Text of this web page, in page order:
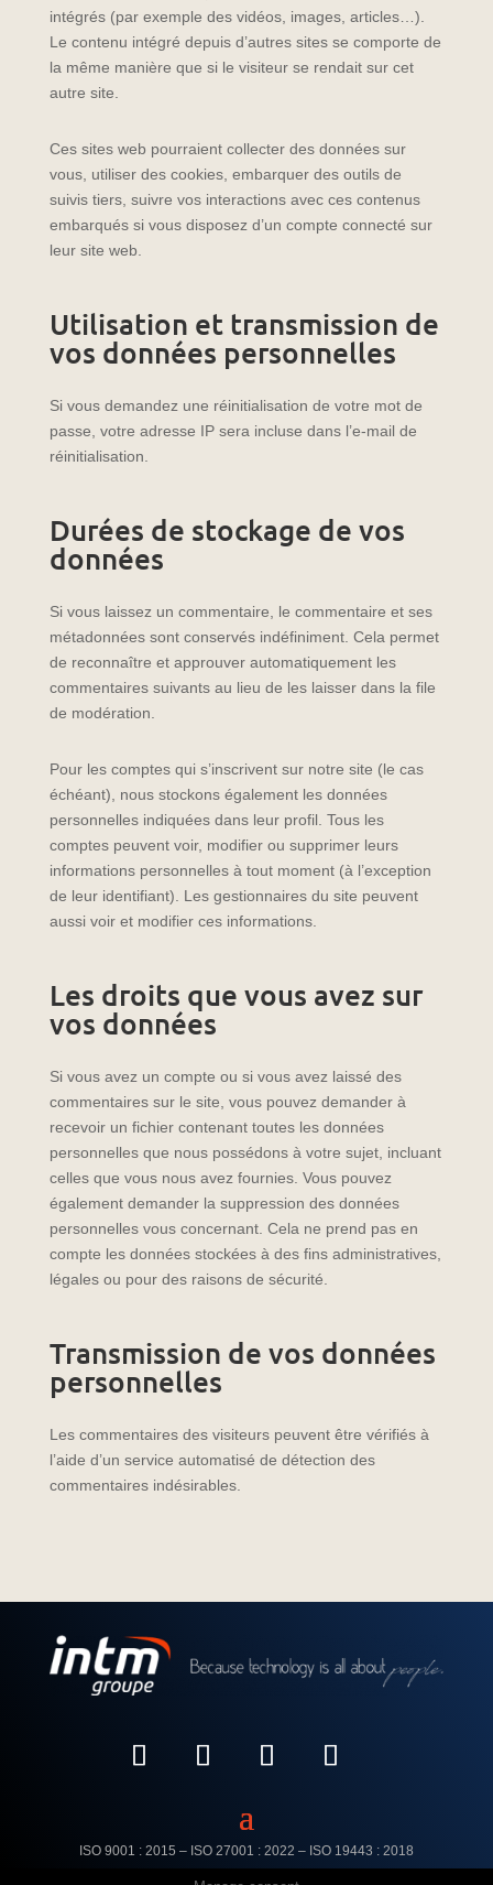
intégrés (par exemple des vidéos, images, articles…).
Le contenu intégré depuis d’autres sites se comporte de
la même manière que si le visiteur se rendait sur cet
autre site.
Ces sites web pourraient collecter des données sur
vous, utiliser des cookies, embarquer des outils de
suivis tiers, suivre vos interactions avec ces contenus
embarqués si vous disposez d’un compte connecté sur
leur site web.
Utilisation et transmission de
vos données personnelles
Si vous demandez une réinitialisation de votre mot de
passe, votre adresse IP sera incluse dans l’e-mail de
réinitialisation.
Durées de stockage de vos
données
Si vous laissez un commentaire, le commentaire et ses
métadonnées sont conservés indéfiniment. Cela permet
de reconnaître et approuver automatiquement les
commentaires suivants au lieu de les laisser dans la file
de modération.
Pour les comptes qui s’inscrivent sur notre site (le cas
échéant), nous stockons également les données
personnelles indiquées dans leur profil. Tous les
comptes peuvent voir, modifier ou supprimer leurs
informations personnelles à tout moment (à l’exception
de leur identifiant). Les gestionnaires du site peuvent
aussi voir et modifier ces informations.
Les droits que vous avez sur
vos données
Si vous avez un compte ou si vous avez laissé des
commentaires sur le site, vous pouvez demander à
recevoir un fichier contenant toutes les données
personnelles que nous possédons à votre sujet, incluant
celles que vous nous avez fournies. Vous pouvez
également demander la suppression des données
personnelles vous concernant. Cela ne prend pas en
compte les données stockées à des fins administratives,
légales ou pour des raisons de sécurité.
Transmission de vos données
personnelles
Les commentaires des visiteurs peuvent être vérifiés à
l’aide d’un service automatisé de détection des
commentaires indésirables.
ISO 9001 : 2015 – ISO 27001 : 2022 – ISO 19443 : 2018